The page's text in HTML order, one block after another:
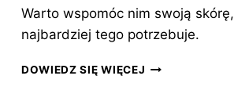
Warto wspomóc nim swoją
najbardziej tego potrzebuje.
DOWIEDZ SIĘ WIĘCEJ OLEJ